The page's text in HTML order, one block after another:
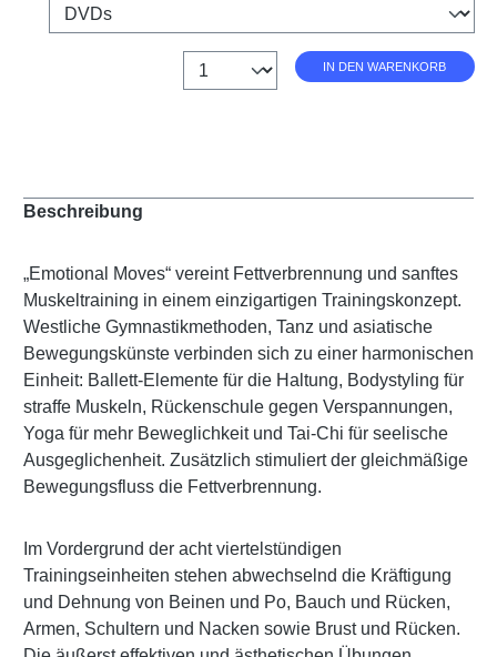
Anzahl IN DEN WARENKORB
Beschreibung
„Emotional Moves“ vereint Fettverbrennung und sanftes
Muskeltraining in einem einzigartigen Trainingskonzept.
Westliche Gymnastikmethoden, Tanz und asiatische
Bewegungskünste verbinden sich zu einer harmonischen
Einheit: Ballett-Elemente für die Haltung, Bodystyling für
straffe Muskeln, Rückenschule gegen Verspannungen,
Yoga für mehr Beweglichkeit und Tai-Chi für seelische
Ausgeglichenheit. Zusätzlich stimuliert der gleichmäßige
Bewegungsfluss die Fettverbrennung.
Im Vordergrund der acht viertelstündigen
Trainingseinheiten stehen abwechselnd die Kräftigung
und Dehnung von Beinen und Po, Bauch und Rücken,
Armen, Schultern und Nacken sowie Brust und Rücken.